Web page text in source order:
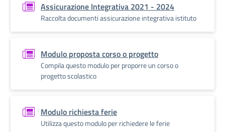
Assicurazione Integrativa 2021 - 2024
Raccolta documenti assicurazione integrativa istituto
Modulo proposta corso o progetto
Compila questo modulo per proporre un corso o
progetto scolastico
Modulo richiesta ferie
Utilizza questo modulo per richiedere le ferie